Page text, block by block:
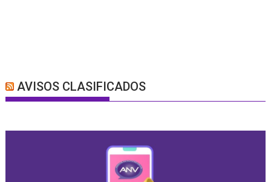
AVISOS CLASIFICADOS